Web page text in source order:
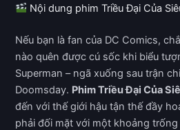
Nội dung phim Triều Đại Của
Nếu bạn là fan của DC Comics,
nào quên được cú sốc khi biểu
Superman – ngã xuống sau trận
Doomsday. Phim Triều Đại Của
đến với thế giới hậu tận thế đầy
phải đối mặt với một khoảng